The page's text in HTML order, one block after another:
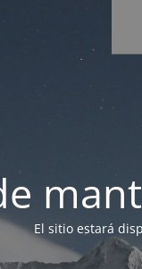
El sitio estará